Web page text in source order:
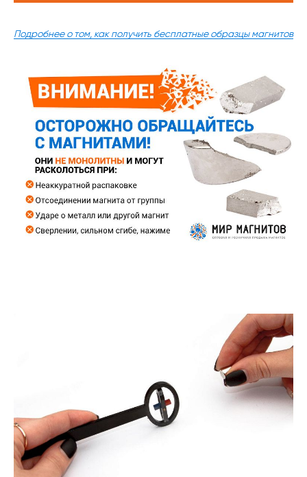
Подробнее о том, как получить бесплатные образцы магнитов